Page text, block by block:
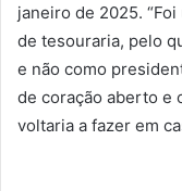
janeiro de 2025.
de tesouraria, pelo
e não como
de coração aberto e
voltaria a fazer em